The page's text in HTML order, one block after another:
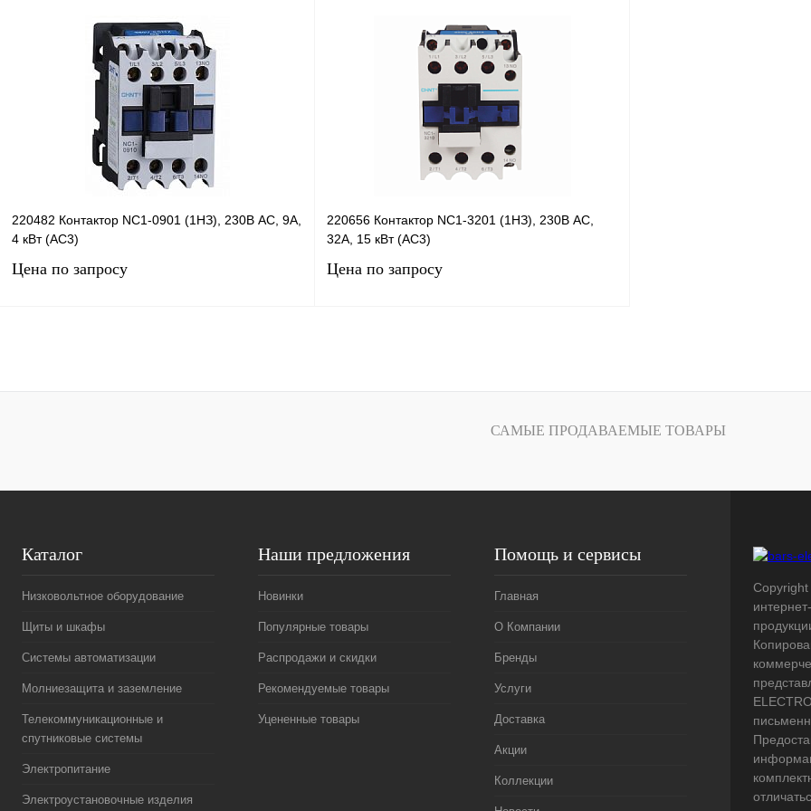
Запросить цену
Купить в 1 клик Сравнение
наличии
Запросить цену
Сравнение
Под заказ
220482 Контактор NC1-0901 (1НЗ), 230В AC, 9А,
4 кВт (AC3)
Цена по запросу
Купить в 1 клик Сравнение
220656 Контактор NC1-3201 (1НЗ), 230В AC,
32А, 15 кВт (AC3)
Цена по запросу
Купить в 1 клик Сравнение
САМЫЕ ПРОДАВАЕМЫЕ ТОВАРЫ
Каталог
Низковольтное оборудование
Щиты и шкафы
Системы автоматизации
Молниезащита и заземление
Телекоммуникационные и
спутниковые системы
Электропитание
Электроустановочные изделия
Наши предложения
Новинки
Популярные товары
Распродажи и скидки
Рекомендуемые товары
Уцененные товары
Помощь и сервисы
Главная
О Компании
Бренды
Услуги
Доставка
Акции
Коллекции